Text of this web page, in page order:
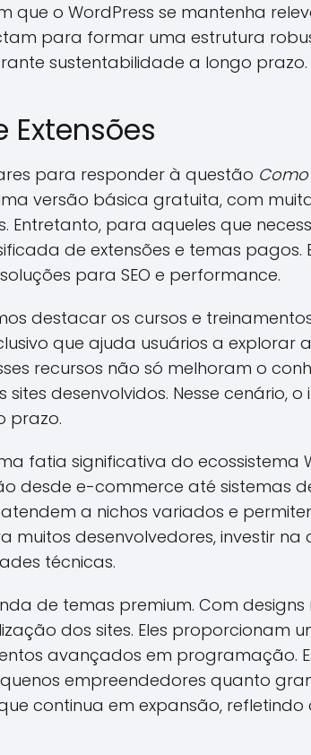
o WordPress se mantenha
para formar uma estrutura
sustentabilidade a longo prazo.
Extensões
para responder à questão
versão básica gratuita, com
Entretanto, para aqueles que
de extensões e temas pagos.
para SEO e performance.
destacar os cursos e
que ajuda usuários a explorar
recursos não só melhoram o
desenvolvidos. Nesse cenário,
prazo.
fatia significativa do ecossistema
desde e-commerce até sistemas
a nichos variados e
muitos desenvolvedores, investir
técnicas.
de temas premium. Com designs
dos sites. Eles proporcionam
avançados em programação.
empreendedores quanto
continua em expansão, refletindo